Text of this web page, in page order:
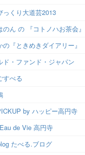
っくり大道芸2013
のん の 『コトノハお茶会』
『ときめきダイアリー』
ド・ファンド・ジャパン
すぺる
by ハッピー高円寺
de Vie 高円寺
たべる.ブログ